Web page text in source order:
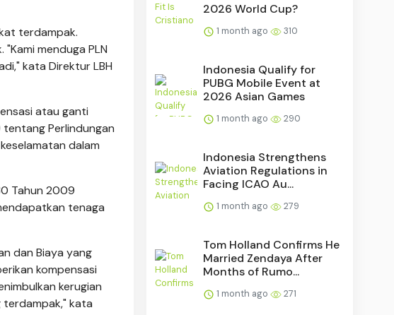
terdampak.
menduga PLN
kata Direktur LBH
atau ganti
Perlindungan
dalam
Tahun 2009
tenaga
dan Biaya yang
kompensasi
kerugian
terdampak," kata
2026 World Cup?
1 month ago 310
Indonesia Qualify for
PUBG Mobile Event at
2026 Asian Games
1 month ago 290
Indonesia Strengthens
Aviation Regulations in
Facing ICAO Au...
1 month ago 279
Tom Holland Confirms He
Married Zendaya After
Months of Rumo...
1 month ago 271